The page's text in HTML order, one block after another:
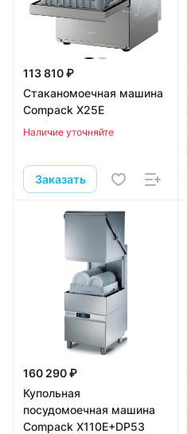
113 810 ₽
Стаканомоечная машина
Compack X25E
Наличие уточняйте
Заказать
160 290 ₽
Купольная
посудомоечная машина
Compack X110E+DP53